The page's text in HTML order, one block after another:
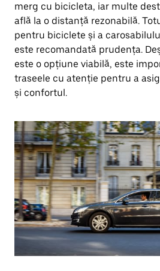
merg cu bicicleta, iar multe
află la o distanță rezonabilă.
pentru biciclete și a
este recomandată prudența.
este o opțiune viabilă, este
traseele cu atenție pentru a
și confortul.